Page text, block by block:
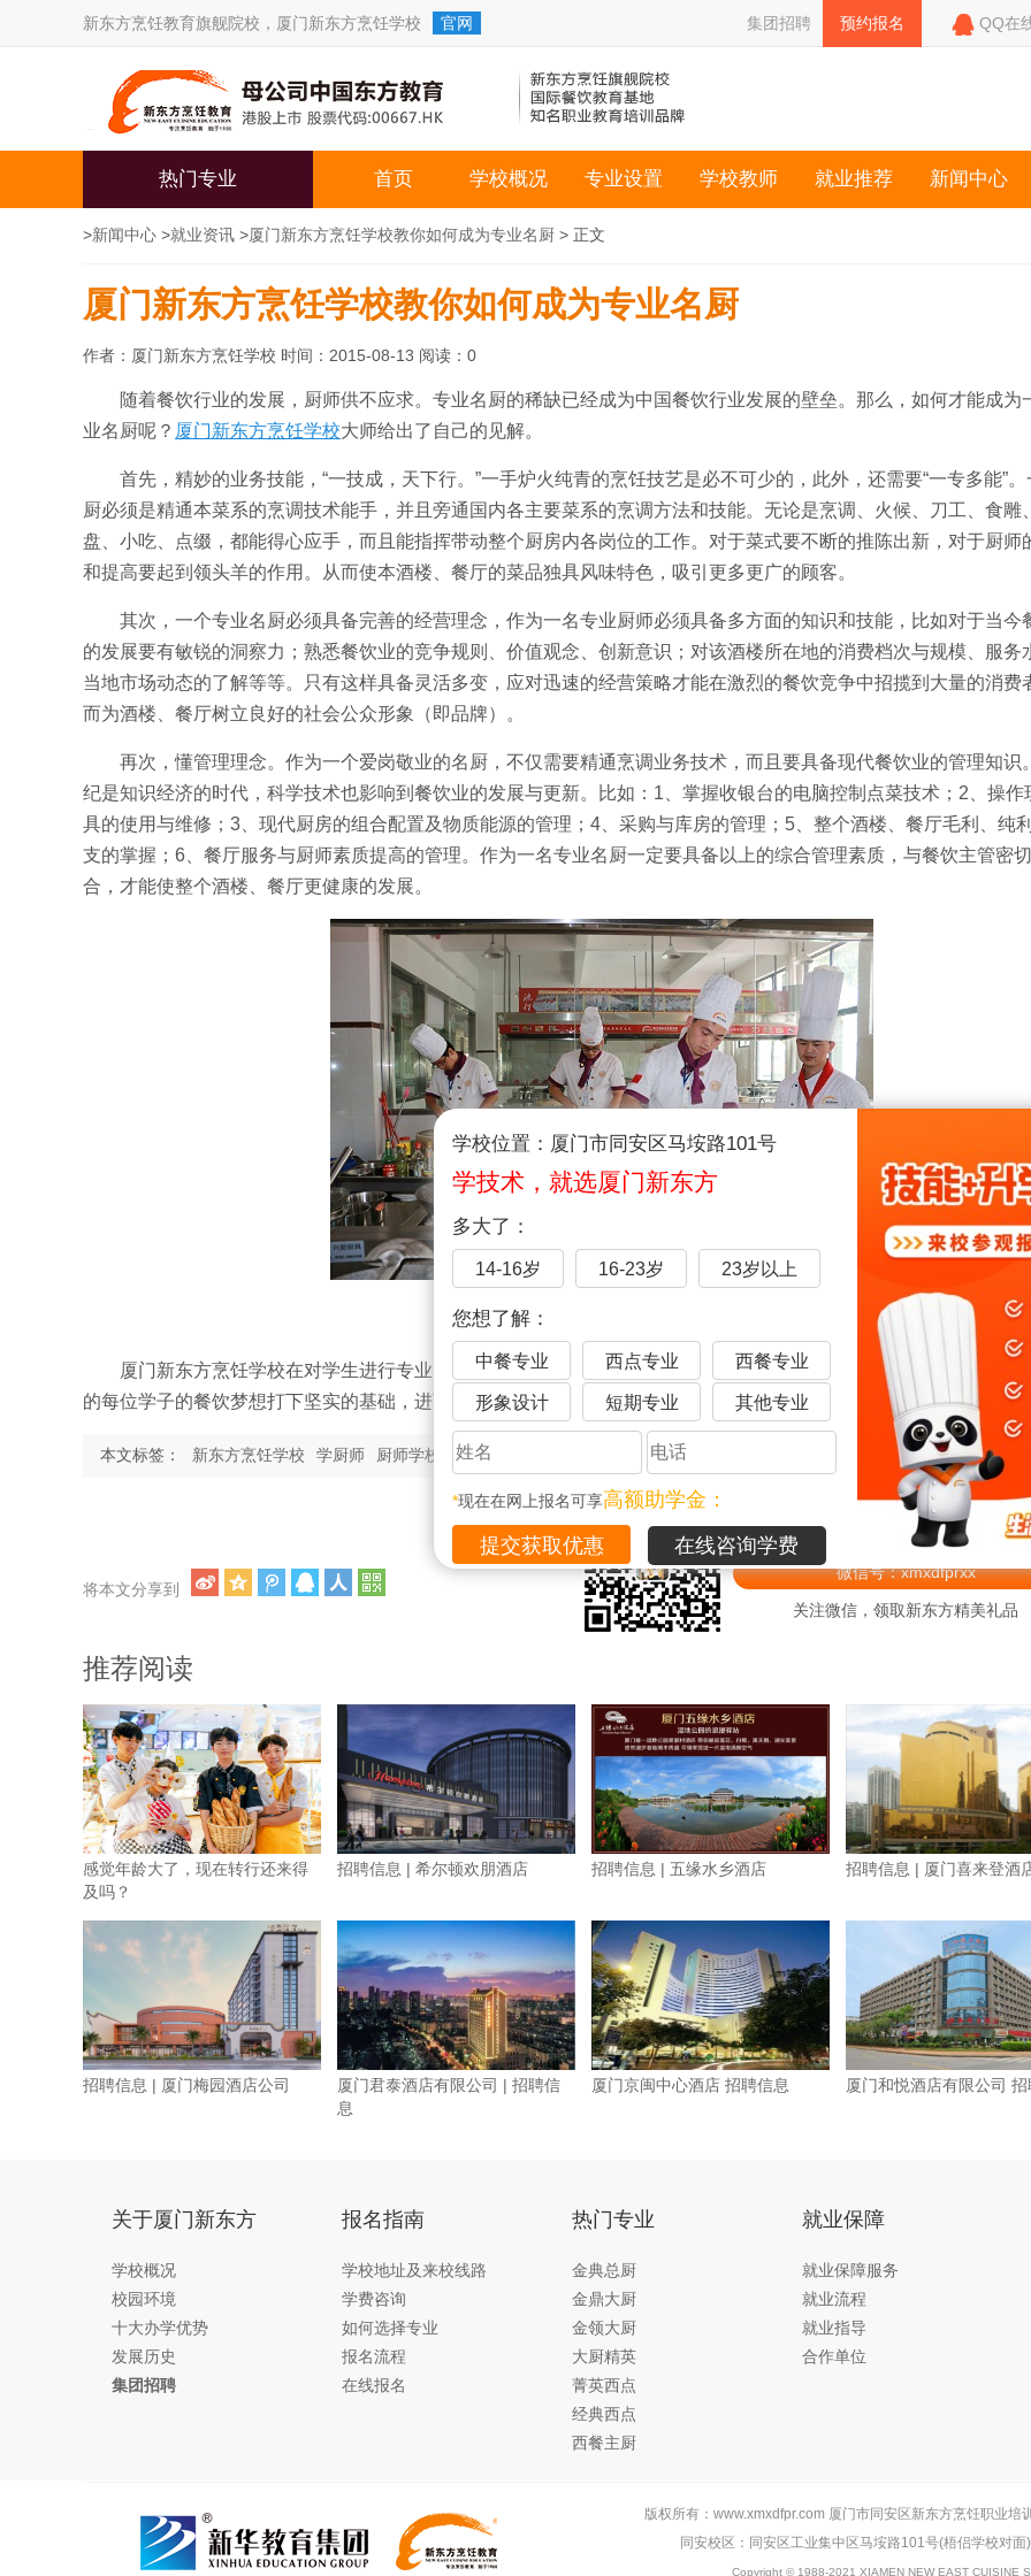
学校位置：厦门市同安区马垵路101号
学技术，就选厦门新东方
多大了：
14-16岁 16-23岁 23岁以上
您想了解：
中餐专业 西点专业 西餐专业
形象设计 短期专业 其他专业
*现在在网上报名可享高额助学金：
在线咨询学费
新东方烹饪教育旗舰院校， 厦门新东方烹饪学校 官网 集团招聘 预约报名  QQ在
热门专业 首页 学校概况 专业设置 学校教师 就业推荐 新闻中心
>新闻中心 >就业资讯 >厦门新东方烹饪学校教你如何成为专业名厨 > 正文
厦门新东方烹饪学校教你如何成为专业名厨
作者：厦门新东方烹饪学校 时间：2015-08-13 阅读： 0
随着餐饮行业的发展，厨师供不应求。专业名厨的稀缺已经成为中国餐饮行业发展的壁垒。那么，如何才能成为
业名厨呢？ 厦门新东方烹饪学校大师给出了自己的见解。
首先，精妙的业务技能，“一技成，天下行。”一手炉火纯青的烹饪技艺是必不可少的，此外，还需要“一专多能”
厨必须是精通本菜系的烹调技术能手，并且旁通国内各主要菜系的烹调方法和技能。无论是烹调、火候、刀工、食雕
盘、小吃、点缀，都能得心应手，而且能指挥带动整个厨房内各岗位的工作。对于菜式要不断的推陈出新，对于厨师
和提高要起到领头羊的作用。从而使本酒楼、餐厅的菜品独具风味特色，吸引更多更广的顾客。
其次，一个专业名厨必须具备完善的经营理念，作为一名专业厨师必须具备多方面的知识和技能，比如对于当今
的发展要有敏锐的洞察力；熟悉餐饮业的竞争规则、价值观念、创新意识；对该酒楼所在地的消费档次与规模、服务
当地市场动态的了解等等。只有这样具备灵活多变，应对迅速的经营策略才能在激烈的餐饮竞争中招揽到大量的消费
而为酒楼、餐厅树立良好的社会公众形象（即品牌）。
再次，懂管理理念。作为一个爱岗敬业的名厨，不仅需要精通烹调业务技术，而且要具备现代餐饮业的管理知识
纪是知识经济的时代，科学技术也影响到餐饮业的发展与更新。比如：1、掌握收银台的电脑控制点菜技术；2、操作
具的使用与维修；3、现代厨房的组合配置及物质能源的管理；4、采购与库房的管理；5、整个酒楼、餐厅毛利、纯
支的掌握；6、餐厅服务与厨师素质提高的管理。作为一名专业名厨一定要具备以上的综合管理素质，与餐饮主管密
合，才能使整个酒楼、餐厅更健康的发展。
厦门新东方厨师学校上课
厦门新东方烹饪学校在对学生进行专业的烹饪教育的同时，还有酒店经营及管理理念的培训和教授，给有志于餐
的每位学子的餐饮梦想打下坚实的基础，进而培养现代餐饮行业所稀缺的专业名厨，推动中国餐饮行业的发展。
本文标签： 新东方烹饪学校 学厨师 厨师学校 厨师培训 厦门厨师学校 厦门烹饪学校
将本文分享到
厦门新东方官方微信
微信号：xmxdfprxx
关注微信，领取新东方精美礼品
推荐阅读
感觉年龄大了，现在转行还来得
及吗？
招聘信息 | 希尔顿欢朋酒店 招聘信息 | 五缘水乡酒店 招聘信息 | 厦门喜来登酒
招聘信息 | 厦门梅园酒店公司
厦门君泰酒店有限公司 | 招聘信
息
厦门京闽中心酒店 招聘信息 厦门和悦酒店有限公司
关于厦门新东方
学校概况
校园环境
十大办学优势
发展历史
集团招聘
报名指南
学校地址及来校线路
学费咨询
如何选择专业
报名流程
在线报名
热门专业
金典总厨
金鼎大厨
金领大厨
大厨精英
菁英西点
经典西点
西餐主厨
就业保障
就业保障服务
就业流程
就业指导
合作单位
版权所有：www.xmxdfpr.com 厦门市同安区新东方烹饪职业培
同安校区：同安区工业集中区马垵路101号(梧侣学校对
Copyright © 1988-2021 XIAMEN NEW EAST CUISINE